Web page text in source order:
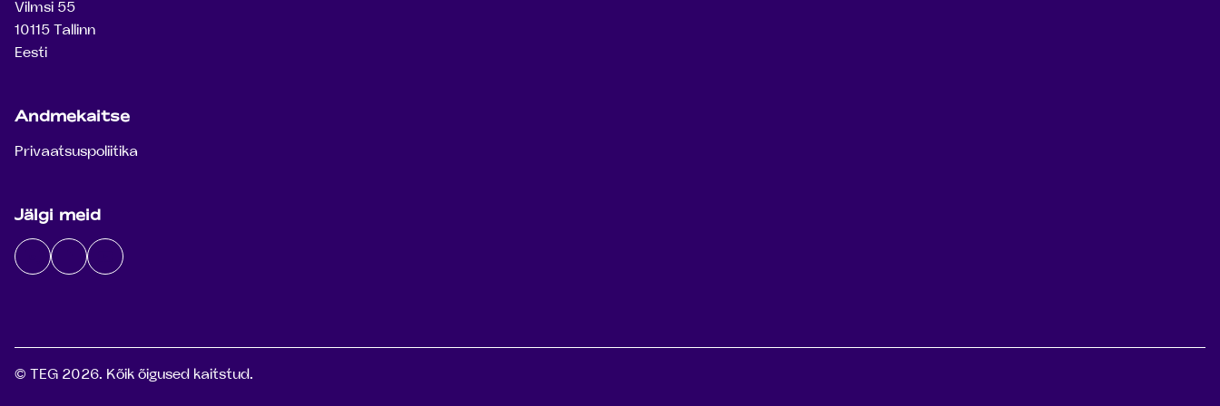
Vilmsi 55
10115 Tallinn
Eesti
Andmekaitse
Privaatsuspoliitika
Jälgi meid
InstagramFacebookYoutube
© TEG 2026. Kõik õigused kaitstud.